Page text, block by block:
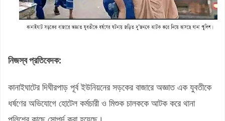
নিজস্ব প্রতিবেদক:
কানাইঘাটের দিঘীরপাড় পূর্ব ইউনিয়নের সড়কের বাজারে অজ্ঞাত এক যুবতীকে
ধর্ষণের অভিযোগে হোটেল কর্মচারী ও মিশুক চালককে আটক করে থানা